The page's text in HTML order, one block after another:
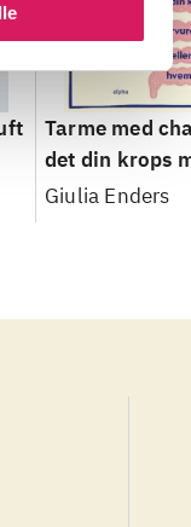
Tarme med
det din krops
Giulia Enders